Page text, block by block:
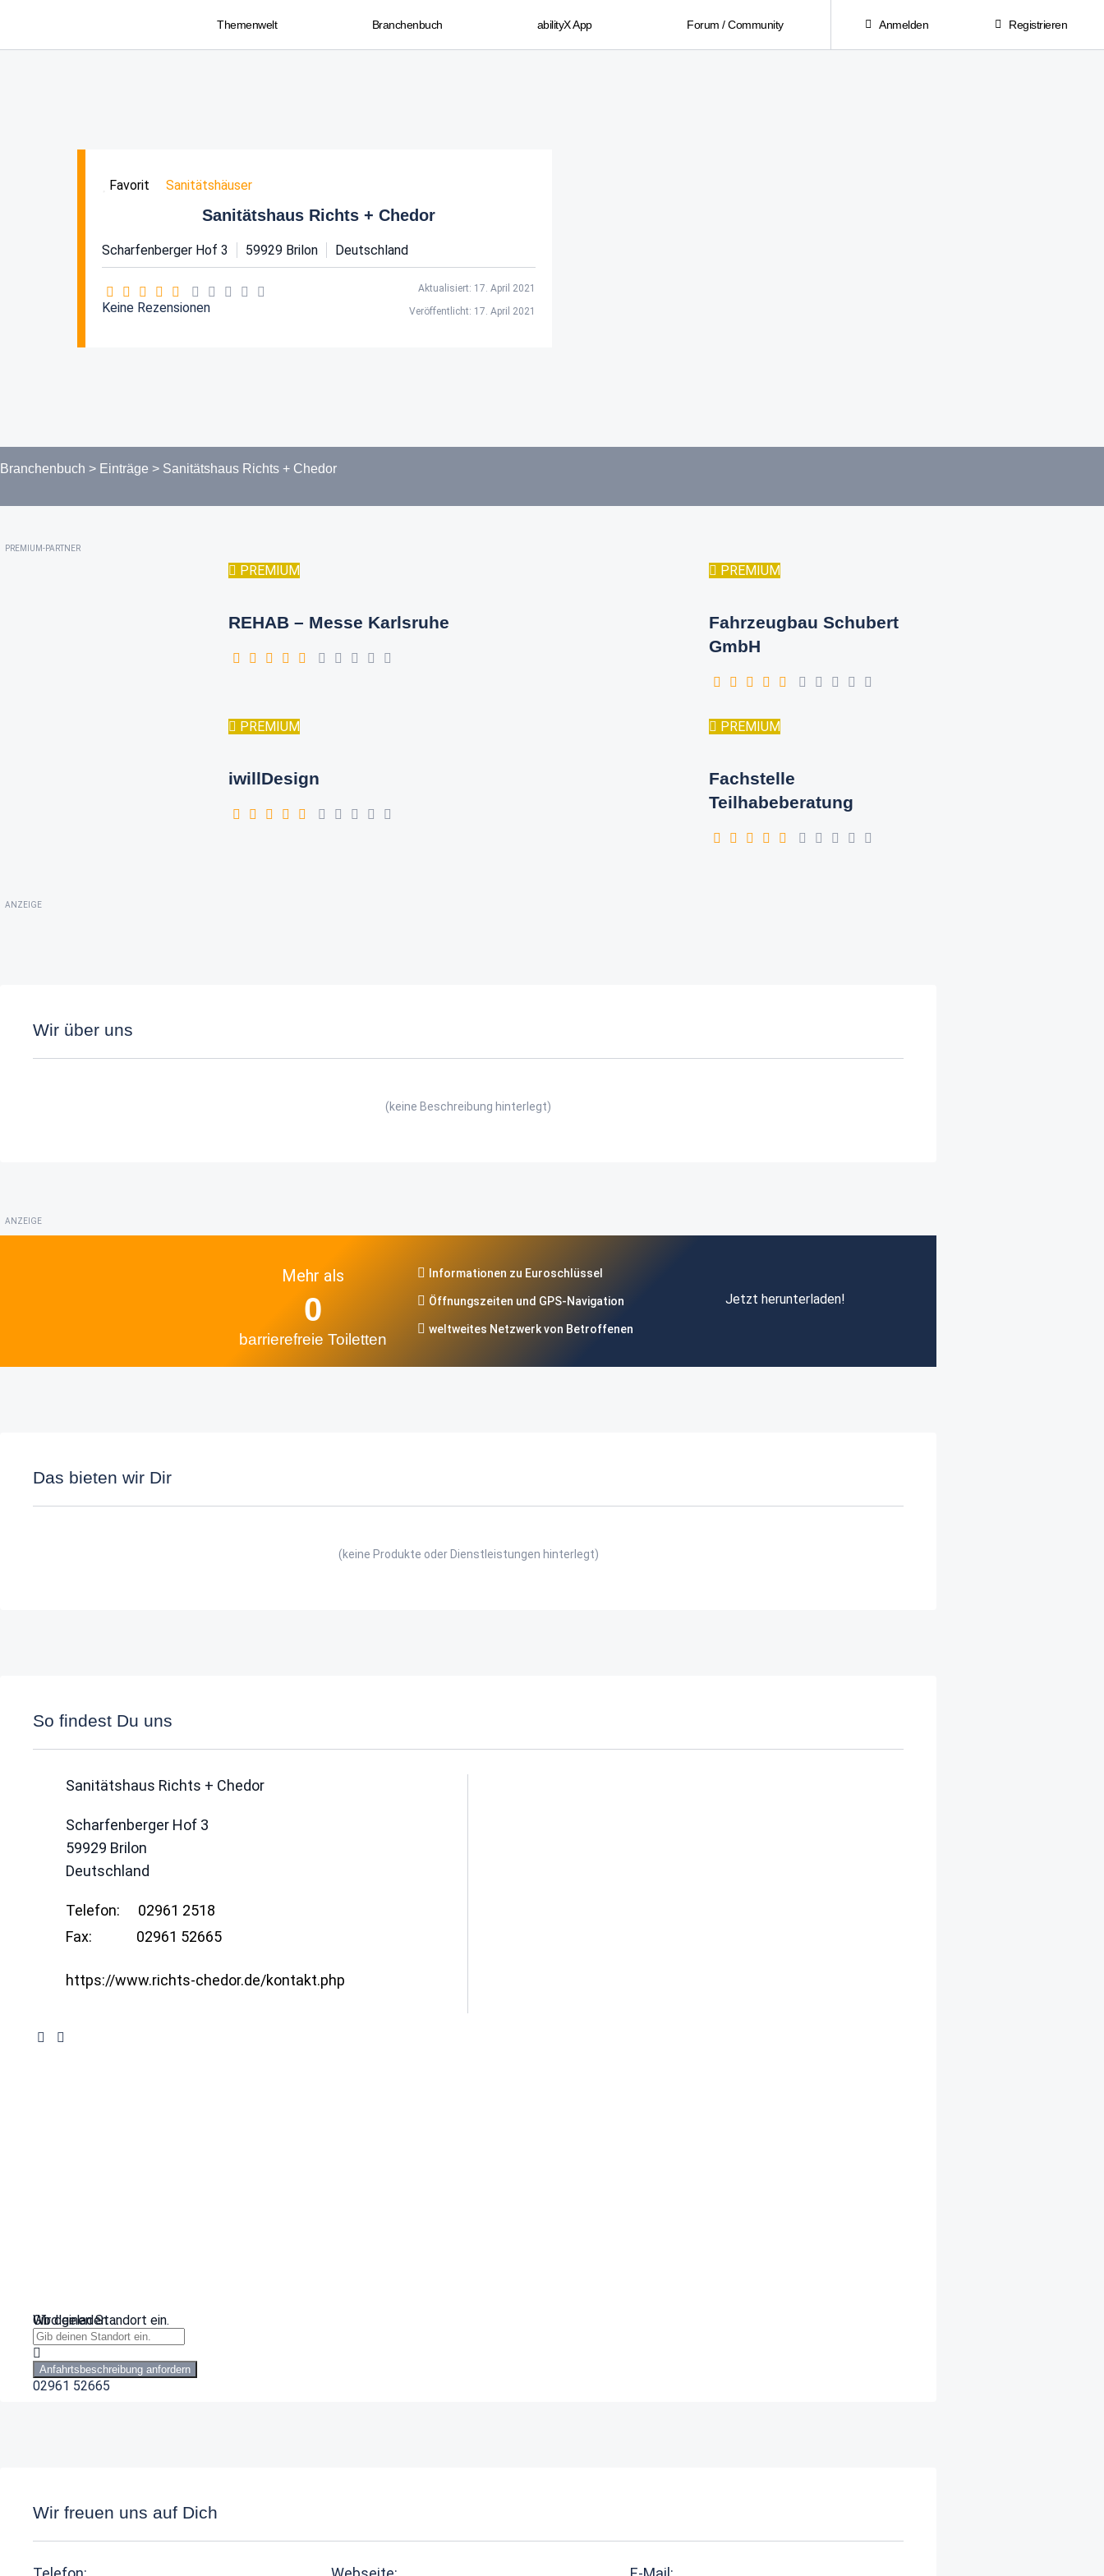
Themenwelt Branchenbuch abilityX App Forum / Community Anmelden Registrieren
Favorit Sanitätshäuser
Sanitätshaus Richts + Chedor
Scharfenberger Hof 3 59929 Brilon Deutschland
Keine Rezensionen
Aktualisiert: 17. April 2021
Veröffentlicht: 17. April 2021
Branchenbuch > Einträge > Sanitätshaus Richts + Chedor
PREMIUM-PARTNER
PREMIUM
REHAB – Messe Karlsruhe
PREMIUM
Fahrzeugbau Schubert
GmbH
PREMIUM
iwillDesign
PREMIUM
Fachstelle
Teilhabeberatung
ANZEIGE
Wir über uns
(keine Beschreibung hinterlegt)
ANZEIGE
Mehr als
barrierefreie Toiletten
0
Informationen zu Euroschlüssel
Öffnungszeiten und GPS-Navigation
weltweites Netzwerk von Betroffenen
Jetzt herunterladen!
Das bieten wir Dir
(keine Produkte oder Dienstleistungen hinterlegt)
So findest Du uns
Sanitätshaus Richts + Chedor
Scharfenberger Hof 3
59929 Brilon
Deutschland
Telefon:
02961 2518
Fax:
02961 52665
https://www.richts-chedor.de/kontakt.php
Wird geladen …
Gib deinen Standort ein.
Anfahrtsbeschreibung anfordern
02961 52665
Wir freuen uns auf Dich